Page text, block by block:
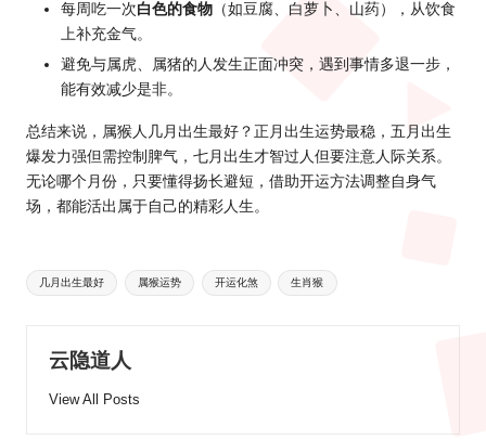
每周吃一次白色的食物 （如豆腐、白萝卜、山药），从饮食
上补充金气。
避免与属虎、属猪的人发生正面冲突，遇到事情多退一步，
能有效减少是非。
总结来说，属猴人几月出生最好？正月出生运势最稳，五月出生
爆发力强但需控制脾气，七月出生才智过人但要注意人际关系。
无论哪个月份，只要懂得扬长避短，借助开运方法调整自身气
场，都能活出属于自己的精彩人生。
Tags:
几月出生最好 属猴运势 开运化煞 生肖猴
云隐道人
View All Posts